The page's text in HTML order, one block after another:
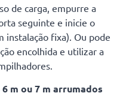
de carga, empurre a
seguinte e inicie o
instalação fixa). Ou pode
encolhida e utilizar a
m ou 7 m arrumados